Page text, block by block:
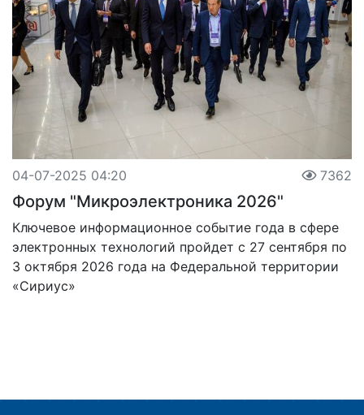
04-07-2025 04:20 7362
Форум "Микроэлектроника 2026"
Ключевое информационное событие года в сфере
электронных технологий пройдет с 27 сентября по
3 октября 2026 года на Федеральной территории
«Сириус»